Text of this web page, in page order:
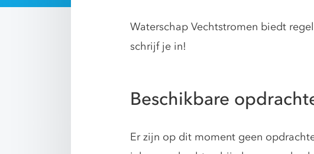
Waterschap Vechtstromen biedt
schrijf je in!
Beschikbare
Er zijn op dit moment geen